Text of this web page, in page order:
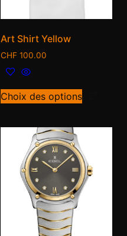
Art Shirt Yellow
CHF 100.00
Choix des options